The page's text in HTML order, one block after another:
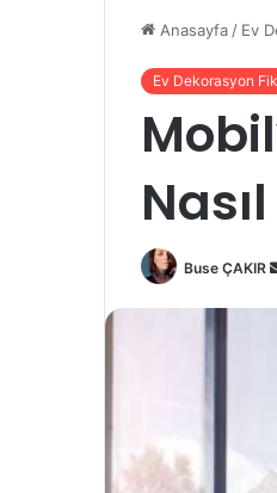
Anasayfa / Ev
Ev Dekorasyon
Buse ÇAKIR